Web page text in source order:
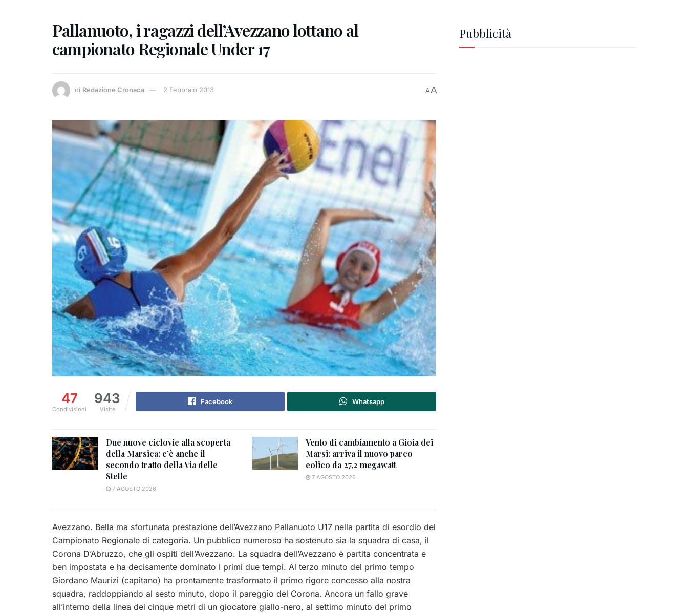
Pallanuoto, i ragazzi dell’Avezzano lottano al
campionato Regionale Under 17
di Redazione Cronaca 2 Febbraio 2013 AA
47
Condivisioni
943
Visite
Facebook Whatsapp
Due nuove ciclovie alla scoperta
della Marsica: c’è anche il
secondo tratto della Via delle
Stelle
7 AGOSTO 2026
Vento di cambiamento a Gioia dei
Marsi: arriva il nuovo parco
eolico da 27,2 megawatt
7 AGOSTO 2026
Avezzano. Bella ma sfortunata prestazione dell’Avezzano Pallanuoto U17 nella partita di esordio del
Campionato Regionale di categoria. Un pubblico numeroso ha sostenuto sia la squadra di casa, il
Corona D’Abruzzo, che gli ospiti dell’Avezzano. La squadra dell’Avezzano è partita concentrata e
ben impostata e ha decisamente dominato i primi due tempi. Al terzo minuto del primo tempo
Giordano Maurizi (capitano) ha prontamente trasformato il primo rigore concesso alla nostra
squadra, raddoppiando al sesto minuto, dopo il pareggio del Corona. Ancora un fallo grave
all’interno della linea dei cinque metri di un giocatore giallo-nero, al settimo minuto del primo
Pubblicità